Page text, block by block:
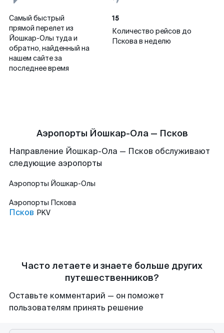
Самый быстрый
прямой перелет из
Йошкар-Олы туда и
обратно, найденный на
нашем сайте за
последнее время
15
Количество рейсов до
Пскова в неделю
Аэропорты Йошкар-Ола — Псков
Направление Йошкар-Ола — Псков обслуживают
следующие аэропорты
Аэропорты Йошкар-Олы
Аэропорты Пскова
Псков PKV
Часто летаете и знаете больше других
путешественников?
Оставьте комментарий — он поможет
пользователям принять решение